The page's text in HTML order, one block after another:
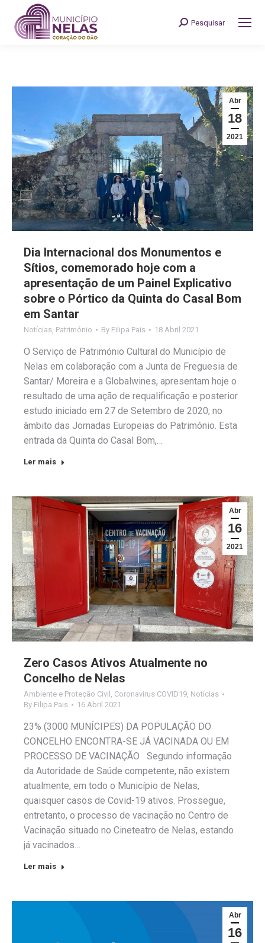
Search:
Pesquisar
Abr
18
2021
Dia Internacional dos Monumentos e
Sítios, comemorado hoje com a
apresentação de um Painel Explicativo
sobre o Pórtico da Quinta do Casal Bom
em Santar
Notícias, Património By Filipa Pais 18 Abril 2021
O Serviço de Património Cultural do Município de
Nelas em colaboração com a Junta de Freguesia de
Santar/ Moreira e a Globalwines, apresentam hoje o
resultado de uma ação de requalificação e posterior
estudo iniciado em 27 de Setembro de 2020, no
âmbito das Jornadas Europeias do Património. Esta
entrada da Quinta do Casal Bom,…
Ler mais
Abr
16
2021
Zero Casos Ativos Atualmente no
Concelho de Nelas
Ambiente e Proteção Civil Coronavirus COVID19 Notícias
By Filipa Pais 16 Abril 2021
23% (3000 MUNÍCIPES) DA POPULAÇÃO DO
CONCELHO ENCONTRA-SE JÁ VACINADA OU EM
PROCESSO DE VACINAÇÃO Segundo informação
da Autoridade de Saúde competente, não existem
atualmente, em todo o Município de Nelas,
quaisquer casos de Covid-19 ativos. Prossegue,
entretanto, o processo de vacinação no Centro de
Vacinação situado no Cineteatro de Nelas, estando
já vacinados…
Ler mais
Abr
16